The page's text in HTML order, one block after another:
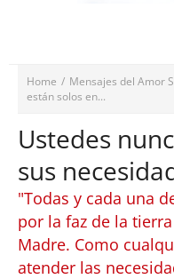
Home / Mensajes del Amor
están solos en...
Ustedes
sus
"Todas y cada una
por la faz de la
Madre. Como
atender las